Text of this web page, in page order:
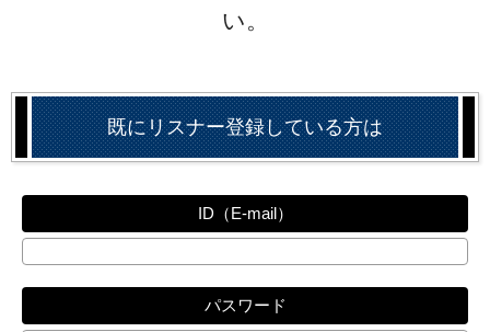
い。
既にリスナー登録している方は
ID（E-mail）
パスワード